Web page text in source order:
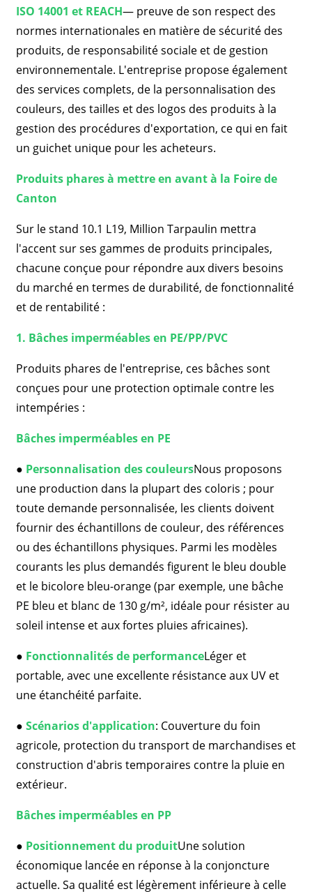
ISO 14001 et REACH— preuve de son respect des
normes internationales en matière de sécurité des
produits, de responsabilité sociale et de gestion
environnementale. L'entreprise propose également
des services complets, de la personnalisation des
couleurs, des tailles et des logos des produits à la
gestion des procédures d'exportation, ce qui en fait
un guichet unique pour les acheteurs.
Produits phares à mettre en avant à la Foire de
Canton
Sur le stand 10.1 L19, Million Tarpaulin mettra
l'accent sur ses gammes de produits principales,
chacune conçue pour répondre aux divers besoins
du marché en termes de durabilité, de fonctionnalité
et de rentabilité :
1. Bâches imperméables en PE/PP/PVC
Produits phares de l'entreprise, ces bâches sont
conçues pour une protection optimale contre les
intempéries :
Bâches imperméables en PE
● Personnalisation des couleursNous proposons
une production dans la plupart des coloris ; pour
toute demande personnalisée, les clients doivent
fournir des échantillons de couleur, des références
ou des échantillons physiques. Parmi les modèles
courants les plus demandés figurent le bleu double
et le bicolore bleu-orange (par exemple, une bâche
PE bleu et blanc de 130 g/m², idéale pour résister au
soleil intense et aux fortes pluies africaines).
● Fonctionnalités de performanceLéger et
portable, avec une excellente résistance aux UV et
une étanchéité parfaite.
● Scénarios d'application: Couverture du foin
agricole, protection du transport de marchandises et
construction d'abris temporaires contre la pluie en
extérieur.
Bâches imperméables en PP
● Positionnement du produitUne solution
économique lancée en réponse à la conjoncture
actuelle. Sa qualité est légèrement inférieure à celle